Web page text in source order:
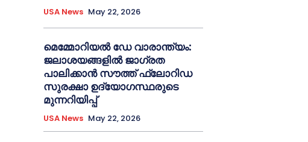
USA News May 22, 2026
മെമ്മോറിയൽ ഡേ വാരാന്ത്യം:
ജലാശയങ്ങളിൽ ജാഗ്രത
പാലിക്കാൻ സൗത്ത് ഫ്ലോറിഡ
സുരക്ഷാ ഉദ്യോഗസ്ഥരുടെ
മുന്നറിയിപ്പ്
USA News May 22, 2026